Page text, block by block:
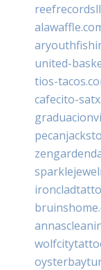
united-
tios-
cafecito-